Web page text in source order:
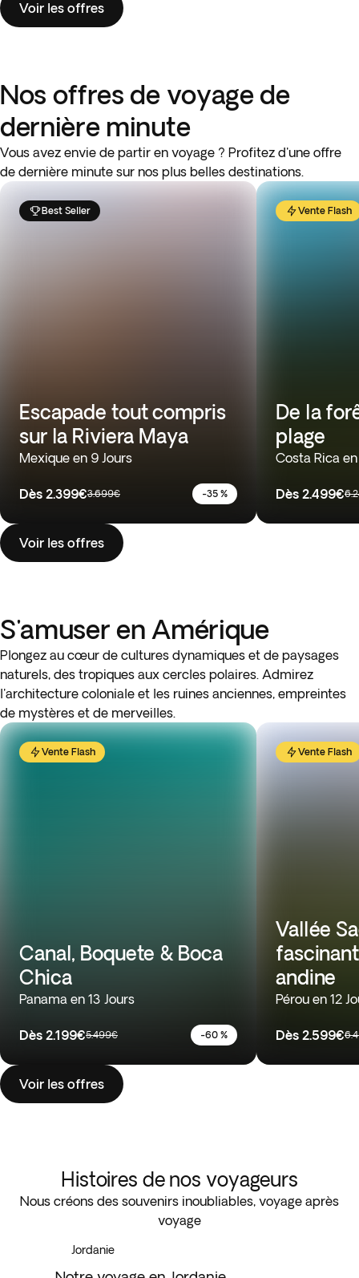
Voir les offres
Nos offres de voyage de
dernière minute
Vous avez envie de partir en voyage ? Profitez d'une offre
de dernière minute sur nos plus belles destinations.
Best Seller
Escapade tout compris
sur la Riviera Maya
Mexique en 9 Jours
Dès 2.399€3.699€ -35 %
Vente Flash
De la
plage
Costa Rica en
Dès 2.499€
Voir les offres
S'amuser en Amérique
Plongez au cœur de cultures dynamiques et de paysages
naturels, des tropiques aux cercles polaires. Admirez
l'architecture coloniale et les ruines anciennes, empreintes
de mystères et de merveilles.
Vente Flash
Canal, Boquete & Boca
Chica
Panama en 13 Jours
Dès 2.199€5.499€ -60 %
Vente Flash
Vallée
andine
Pérou en 12
Dès 2.599€
Voir les offres
Histoires de nos voyageurs
Nous créons des souvenirs inoubliables, voyage après
voyage
Jordanie